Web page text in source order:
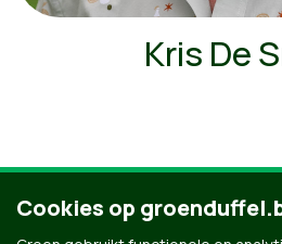
Kris De
Ontdek al onze
Cookies op